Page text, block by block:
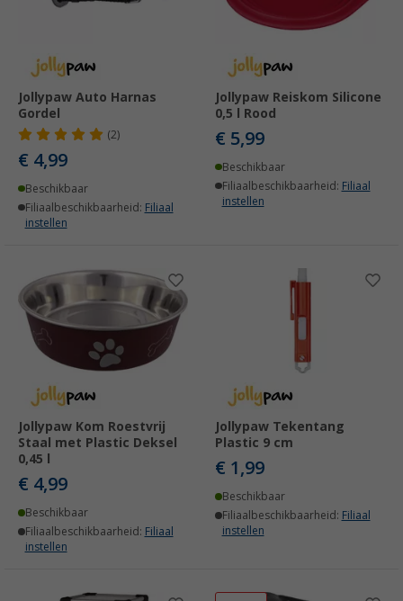
Jollypaw Auto Harnas
Gordel
(2)
€ 4,99
Beschikbaar
Filiaalbeschikbaarheid: Filiaal
instellen
Jollypaw Reiskom Silicone
0,5 l Rood
€ 5,99
Beschikbaar
Filiaalbeschikbaarheid: Filiaal
instellen
Jollypaw Kom Roestvrij
Staal met Plastic Deksel
0,45 l
€ 4,99
Beschikbaar
Filiaalbeschikbaarheid: Filiaal
instellen
Jollypaw Tekentang
Plastic 9 cm
€ 1,99
Beschikbaar
Filiaalbeschikbaarheid: Filiaal
instellen